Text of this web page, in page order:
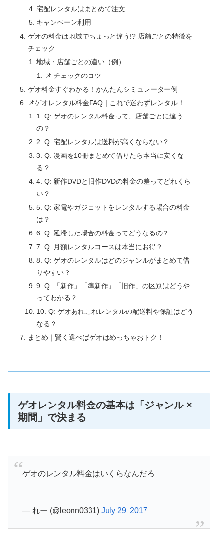
宅配レンタルはまとめて注文
キャンペーン利用
ゲオの料金は地域でちょっと違う!? 店舗ごとの特徴を
チェック
地域・店舗ごとの違い（例）
📌 チェックのコツ
ゲオ料金すぐわかる！かんたんシミュレーター例
📌ゲオレンタル料金FAQ｜これで迷わずレンタル！
1. Q: ゲオのレンタル料金って、店舗ごとに違う
の？
2. Q: 宅配レンタルは送料が高くならない？
3. Q: 漫画を10冊まとめて借りたら本当に安くな
る？
4. Q: 新作DVDと旧作DVDの料金の差ってどれくら
い？
5. Q: 家電やガジェットをレンタルする場合の料金
は？
6. Q: 延滞した場合の料金ってどうなるの？
7. Q: 月額レンタルコースは本当にお得？
8. Q: ゲオのレンタルはどのジャンルがまとめて借
りやすい？
9. Q: 「新作」「準新作」「旧作」の区別はどうや
ってわかる？
10. Q: ゲオあれこれレンタルの配送料や保証はどう
なる？
まとめ｜賢く選べばゲオはめっちゃおトク！
ゲオレンタル料金の基本は「ジャンル ×
期間」で決まる
ゲオのレンタル料金はいくらなんだろ
— れー (@leonn0331) July 29, 2017